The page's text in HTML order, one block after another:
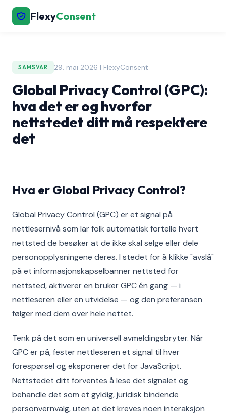
FlexyConsent
SAMSVAR 29. mai 2026 | FlexyConsent
Global Privacy Control (GPC):
hva det er og hvorfor
nettstedet ditt må respektere
det
Hva er Global Privacy Control?
Global Privacy Control (GPC) er et signal på
nettlesernivå som lar folk automatisk fortelle hvert
nettsted de besøker at de ikke skal selge eller dele
personopplysningene deres. I stedet for å klikke "avslå"
på et informasjonskapselbanner nettsted for
nettsted, aktiverer en bruker GPC én gang — i
nettleseren eller en utvidelse — og den preferansen
følger med dem over hele nettet.
Tenk på det som en universell avmeldingsbryter. Når
GPC er på, fester nettleseren et signal til hver
forespørsel og eksponerer det for JavaScript.
Nettstedet ditt forventes å lese det signalet og
behandle det som et gyldig, juridisk bindende
personvernvalg, uten at det kreves noen interaksjon